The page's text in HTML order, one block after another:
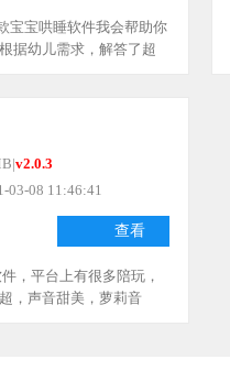
宝宝哄睡软件我会帮助你
据幼儿需求，解答了超
查看
|v2.0.3
03-08 11:46:41
，平台上有很多陪玩，
，声音甜美，萝莉音